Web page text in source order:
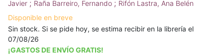
Javier ; Raña Barreiro, Fernando ; Rifón Lastra, Ana Belén
Disponible en breve
Sin stock. Si se pide hoy, se estima recibir en la librería el
07/08/26
¡GASTOS DE ENVÍO GRATIS!